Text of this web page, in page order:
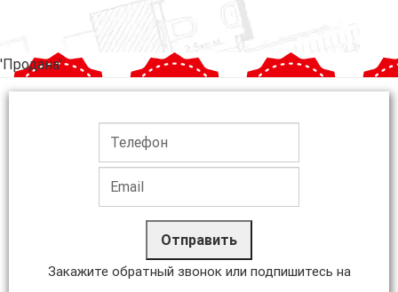
'Продана'
Отправить
Закажите обратный звонок или подпишитесь на